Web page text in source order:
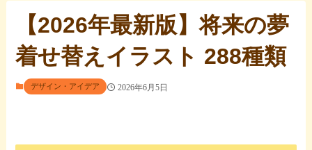
【2026年最新版】将来の夢
着せ替えイラスト 288種類
デザイン・アイデア 2026年6月5日